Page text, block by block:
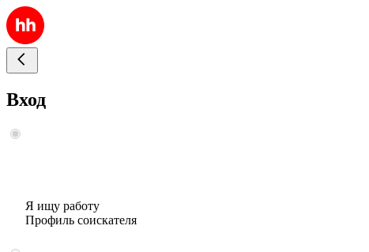
Вход
Я ищу работу
Профиль соискателя